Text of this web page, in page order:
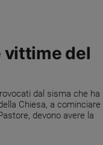
vittime del
dal sisma che ha
Chiesa, a cominciare
devono avere la